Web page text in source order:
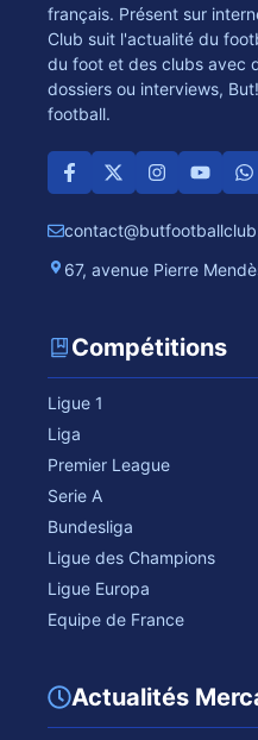
français. Présent sur
Club suit l'actualité du
du foot et des clubs avec
dossiers ou interviews,
football.
67, avenue Pierre
Compétitions
Ligue 1
Liga
Premier League
Serie A
Bundesliga
Ligue des Champions
Ligue Europa
Equipe de France
Actualités